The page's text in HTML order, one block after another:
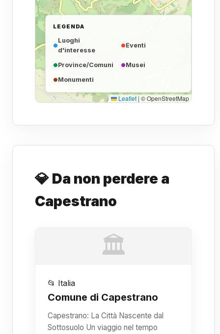
Leaflet | © OpenStreetMap
LEGENDA
Luoghi
d'interesse
Eventi
Province/Comuni
Musei
Monumenti
💎 Da non perdere a
Capestrano
🏛️
📂 Italia
Comune di Capestrano
Capestrano: La Città Nascente dal
Sottosuolo Un viaggio nel tempo